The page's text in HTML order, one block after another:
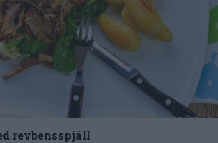
revbensspjäll